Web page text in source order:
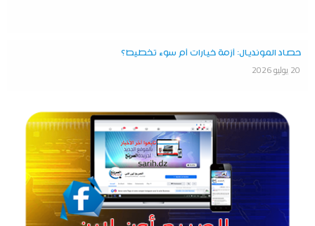
حصاد المونديال: أزمة خيارات أم سوء تخطيط؟
20 يوليو 2026